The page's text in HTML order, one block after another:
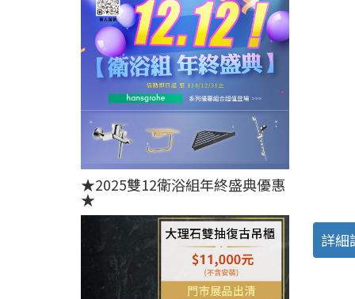
★2025雙12衛浴組年終盛典優惠
★
詳細